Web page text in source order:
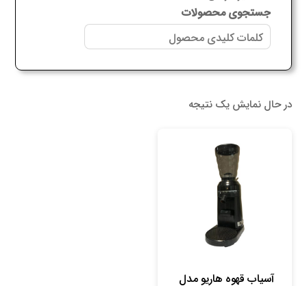
جستجوی محصولات
در حال نمایش یک نتیجه
آسیاب قهوه هاریو مدل